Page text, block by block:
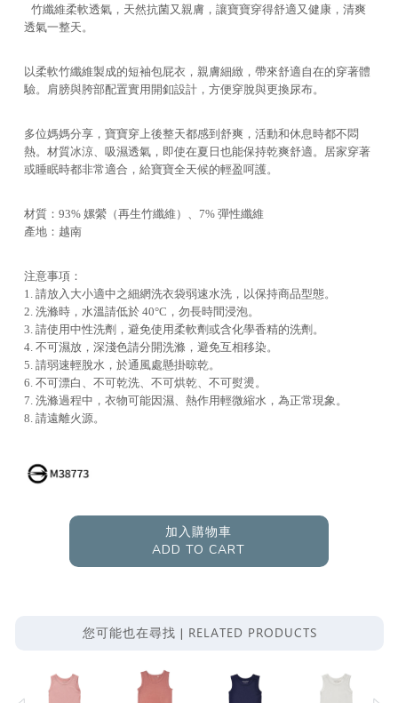
竹纖維柔軟透氣，天然抗菌又親膚，讓寶寶穿得舒適又健康，清爽
透氣一整天。
以柔軟竹纖維製成的短袖包屁衣，親膚細緻，帶來舒適自在的穿著體
驗。肩膀與胯部配置實用開釦設計，方便穿脫與更換尿布。
多位媽媽分享，寶寶穿上後整天都感到舒爽，活動和休息時都不悶
熱。材質冰涼、吸濕透氣，即使在夏日也能保持乾爽舒適。居家穿著
或睡眠時都非常適合，給寶寶全天候的輕盈呵護。
材質：93% 嫘縈（再生竹纖維）、7% 彈性纖維
產地：越南
注意事項：
1. 請放入大小適中之細網洗衣袋弱速水洗，以保持商品型態。
2. 洗滌時，水溫請低於 40°C，勿長時間浸泡。
3. 請使用中性洗劑，避免使用柔軟劑或含化學香精的洗劑。
4. 不可濕放，深淺色請分開洗滌，避免互相移染。
5. 請弱速輕脫水，於通風處懸掛晾乾。
6. 不可漂白、不可乾洗、不可烘乾、不可熨燙。
7. 洗滌過程中，衣物可能因濕、熱作用輕微縮水，為正常現象。
8. 請遠離火源。
加入購物車
ADD TO CART
您可能也在尋找 | RELATED PRODUCTS